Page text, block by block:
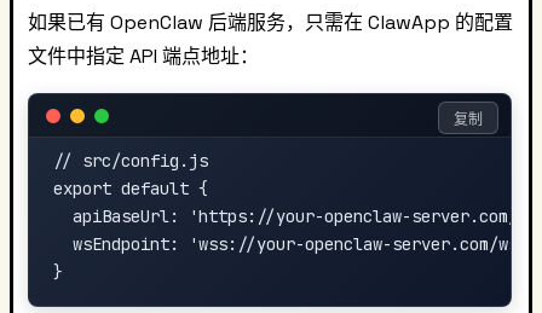
如果已有 OpenClaw 后端服务，只需在 ClawApp 的配置
文件中指定 API 端点地址：
// src/config.js
export default {
apiBaseUrl: 'https://your-openclaw-server.com/
  wsEndpoint: 'wss://your-openclaw-server.com/ws'
复制